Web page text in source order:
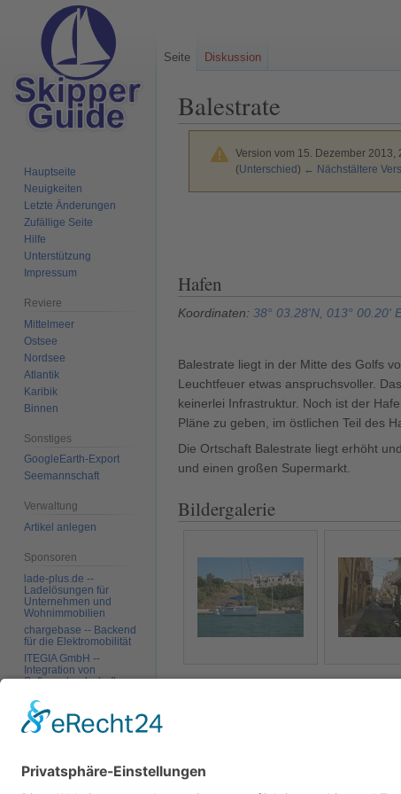
Balestrate
Version vom 15. Dezember 2013,
(Unterschied) ← Nächstältere
Hafen
Koordinaten: 38° 03.28'N, 013° 00.20'
Balestrate liegt in der Mitte des Golfs
Leuchtfeuer etwas anspruchsvoller.
keinerlei Infrastruktur. Noch ist der
Pläne zu geben, im östlichen Teil des
Die Ortschaft Balestrate liegt erhöht
und einen großen Supermarkt.
Bildergalerie
Seite Diskussion
Hauptseite
Neuigkeiten
Letzte Änderungen
Zufällige Seite
Hilfe
Unterstützung
Impressum
Reviere
Mittelmeer
Ostsee
Nordsee
Atlantik
Karibik
Binnen
Sonstiges
GoogleEarth-Export
Seemannschaft
Verwaltung
Artikel anlegen
Sponsoren
lade-plus.de --
Ladelösungen für
Unternehmen und
Wohnimmobilien
chargebase -- Backend
für die Elektromobilität
ITEGIA GmbH --
Integration von
Softwarelandschaften,
Softwarelösungen
Werkzeuge
Änderungen an
verlinkten Seiten